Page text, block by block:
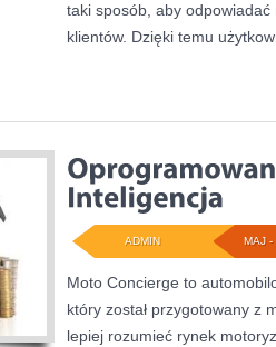
taki sposób, aby
klientów. Dzięki temu
MAJ -
ADMIN
Moto Concierge to
który został przygotowany z
lepiej rozumieć rynek